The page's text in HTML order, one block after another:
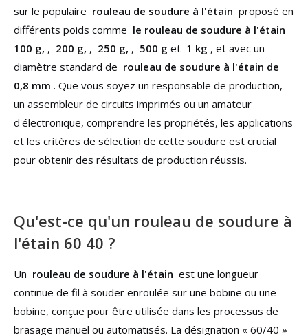
sur le populaire rouleau de soudure à l'étain proposé en
différents poids comme le rouleau de soudure à l'étain
100 g, , 200 g, , 250 g, , 500 g et 1 kg , et avec un
diamètre standard de rouleau de soudure à l'étain de
0,8 mm . Que vous soyez un responsable de production,
un assembleur de circuits imprimés ou un amateur
d'électronique, comprendre les propriétés, les applications
et les critères de sélection de cette soudure est crucial
pour obtenir des résultats de production réussis.
Qu'est-ce qu'un rouleau de soudure à
l'étain 60 40 ?
Un rouleau de soudure à l'étain est une longueur
continue de fil à souder enroulée sur une bobine ou une
bobine, conçue pour être utilisée dans les processus de
brasage manuel ou automatisés. La désignation « 60/40 »